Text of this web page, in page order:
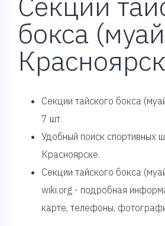
бокса
Cекции тайского бокса
7 шт.
Удобный поиск спортивных
Красноярске.
Секции тайского бокса
wiki.org - подробная
карте, телефоны,